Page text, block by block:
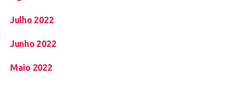
Julho 2022
Junho 2022
Maio 2022